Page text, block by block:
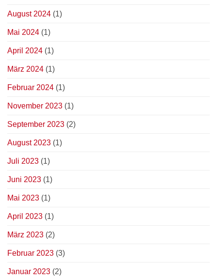
August 2024 (1)
Mai 2024 (1)
April 2024 (1)
März 2024 (1)
Februar 2024 (1)
November 2023 (1)
September 2023 (2)
August 2023 (1)
Juli 2023 (1)
Juni 2023 (1)
Mai 2023 (1)
April 2023 (1)
März 2023 (2)
Februar 2023 (3)
Januar 2023 (2)